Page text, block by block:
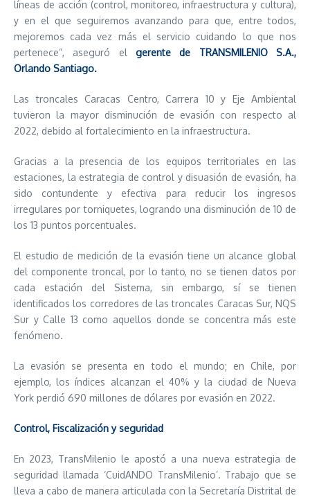
líneas de acción (control, monitoreo, infraestructura y cultura),
y en el que seguiremos avanzando para que, entre todos,
mejoremos cada vez más el servicio cuidando lo que nos
pertenece”, aseguró el gerente de TRANSMILENIO S.A.,
Orlando Santiago.
Las troncales Caracas Centro, Carrera 10 y Eje Ambiental
tuvieron la mayor disminución de evasión con respecto al
2022, debido al fortalecimiento en la infraestructura.
Gracias a la presencia de los equipos territoriales en las
estaciones, la estrategia de control y disuasión de evasión, ha
sido contundente y efectiva para reducir los ingresos
irregulares por torniquetes, logrando una disminución de 10 de
los 13 puntos porcentuales.
El estudio de medición de la evasión tiene un alcance global
del componente troncal, por lo tanto, no se tienen datos por
cada estación del Sistema, sin embargo, sí se tienen
identificados los corredores de las troncales Caracas Sur, NQS
Sur y Calle 13 como aquellos donde se concentra más este
fenómeno.
La evasión se presenta en todo el mundo; en Chile, por
ejemplo, los índices alcanzan el 40% y la ciudad de Nueva
York perdió 690 millones de dólares por evasión en 2022.
Control, Fiscalización y seguridad
En 2023, TransMilenio le apostó a una nueva estrategia de
seguridad llamada ‘CuidANDO TransMilenio’. Trabajo que se
lleva a cabo de manera articulada con la Secretaría Distrital de